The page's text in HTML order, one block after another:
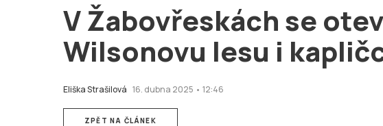
V Žabovřeskách se
Wilsonovu lesu i
Eliška Strašilová 16. dubna 2025 • 12:46
ZPĚT NA ČLÁNEK